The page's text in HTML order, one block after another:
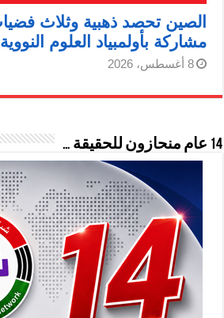
الصين تحصد ذهبية وثلاث
مشاركة بأولمبياد العلوم
8 أغسطس، 2026
14 عام منحازون للحقيقة …